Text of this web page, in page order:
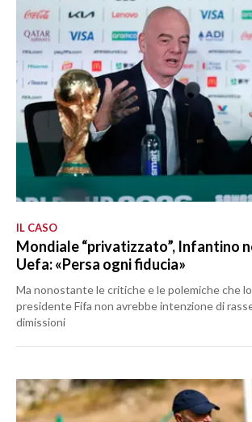
IL CASO
Mondiale “privatizzato”, Infantino
Uefa: «Persa ogni fiducia»
Ma nonostante le critiche e le polemiche che
presidente Fifa non avrebbe intenzione di
dimissioni